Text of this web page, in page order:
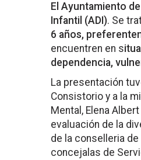
El Ayuntamiento
Infantil (ADI). Se
6 años,
encuentren en s
dependencia,
La presentación
Consistorio y a la
Mental, Elena
evaluación de la
de la conselleria
concejalas de